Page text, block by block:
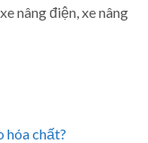
nâng điện, xe nâng
hóa chất?